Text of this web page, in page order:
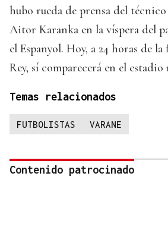
hubo rueda de prensa del
Aitor Karanka en la víspera del
el Espanyol. Hoy, a 24 horas de
Rey, sí comparecerá en el
Temas relacionados
FUTBOLISTAS VARANE
Contenido patrocinado